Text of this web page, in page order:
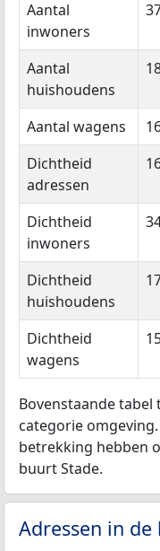
Aantal
inwoners
Aantal
huishoudens
Aantal wagens
Dichtheid
adressen
Dichtheid
inwoners
Dichtheid
huishoudens
Dichtheid
wagens
Bovenstaande
categorie
betrekking hebben
buurt Stade.
Adressen in